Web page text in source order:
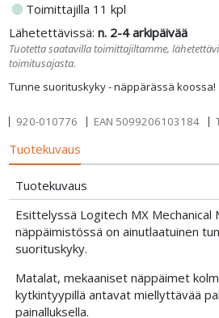
Tunne suorituskyky - näppärässä
fiber_manual_record Toimittajilla 11 kpl
Lähetettävissä:n. 2-4 arkipäivää
Tuotetta saatavilla toimittajiltamme,
toimitusajasta.
920-010776 EAN 5099206103184
Tuotekuvaus
Tuotekuvaus
Esittelyssä Logitech MX Mechanical
näppäimistössä on ainutlaatuinen
suorituskyky.
Matalat, mekaaniset näppäimet
kytkintyypillä antavat miellyttävää
painalluksella.